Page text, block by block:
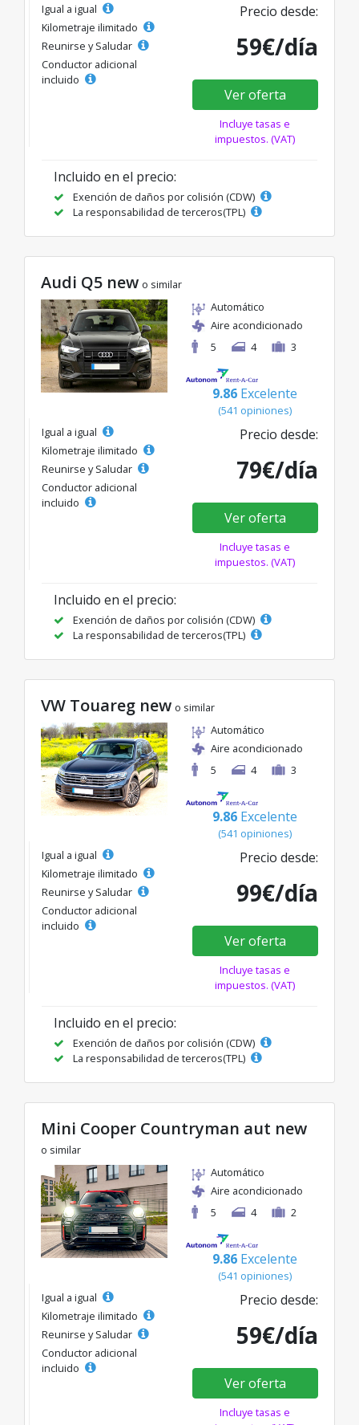
Igual a igual
Kilometraje ilimitado
Reunirse y Saludar
Conductor adicional
incluido
Precio desde:
59€/día
Ver oferta
Incluye tasas e
impuestos. (VAT)
Incluido en el precio:
Exención de daños por colisión (CDW)
La responsabilidad de terceros(TPL)
Audi Q5 new o similar
Automático
Aire acondicionado
5
4 3
9.86 Excelente
(541 opiniones)
Igual a igual
Kilometraje ilimitado
Reunirse y Saludar
Conductor adicional
incluido
Precio desde:
79€/día
Ver oferta
Incluye tasas e
impuestos. (VAT)
Incluido en el precio:
Exención de daños por colisión (CDW)
La responsabilidad de terceros(TPL)
VW Touareg new o similar
Automático
Aire acondicionado
5
4 3
9.86 Excelente
(541 opiniones)
Igual a igual
Kilometraje ilimitado
Reunirse y Saludar
Conductor adicional
incluido
Precio desde:
99€/día
Ver oferta
Incluye tasas e
impuestos. (VAT)
Incluido en el precio:
Exención de daños por colisión (CDW)
La responsabilidad de terceros(TPL)
Mini Cooper Countryman aut new
o similar
Automático
Aire acondicionado
5
4 2
9.86 Excelente
(541 opiniones)
Igual a igual
Kilometraje ilimitado
Reunirse y Saludar
Conductor adicional
incluido
Precio desde:
59€/día
Ver oferta
Incluye tasas e